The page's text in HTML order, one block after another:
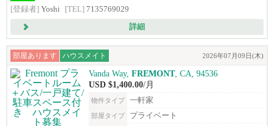
[登録者] Yoshi [TEL] 7135769029
詳細
部屋あります ハウスメイト 2026年07月09日(木)
Vanda Way, FREMONT, CA, 94536
USD $1,400.00/月
物件タイプ 一軒家
部屋タイプ プライベート